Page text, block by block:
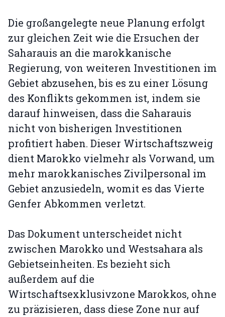
Die großangelegte neue Planung erfolgt
zur gleichen Zeit wie die Ersuchen der
Saharauis an die marokkanische
Regierung, von weiteren Investitionen im
Gebiet abzusehen, bis es zu einer Lösung
des Konflikts gekommen ist, indem sie
darauf hinweisen, dass die Saharauis
nicht von bisherigen Investitionen
profitiert haben. Dieser Wirtschaftszweig
dient Marokko vielmehr als Vorwand, um
mehr marokkanisches Zivilpersonal im
Gebiet anzusiedeln, womit es das Vierte
Genfer Abkommen verletzt.
Das Dokument unterscheidet nicht
zwischen Marokko und Westsahara als
Gebietseinheiten. Es bezieht sich
außerdem auf die
Wirtschaftsexklusivzone Marokkos, ohne
zu präzisieren, dass diese Zone nur auf